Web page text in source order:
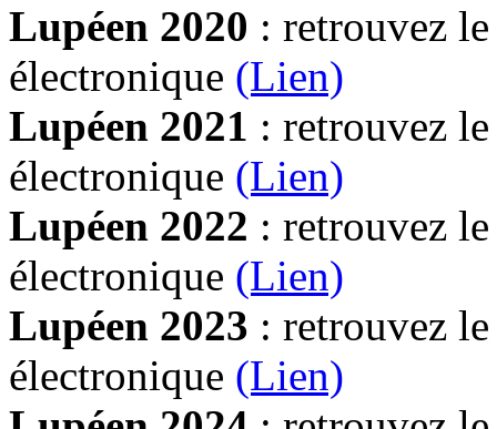
Lupéen 2020 : retrouvez
électronique (Lien)
Lupéen 2021 : retrouvez
électronique (Lien)
Lupéen 2022 : retrouvez
électronique (Lien)
Lupéen 2023 : retrouvez
électronique (Lien)